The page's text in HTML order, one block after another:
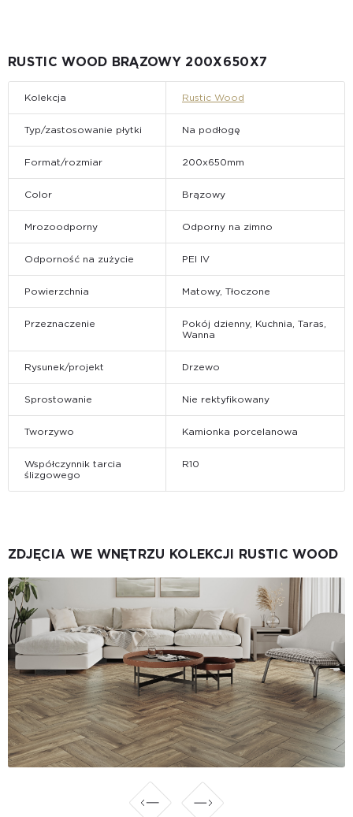
RUSTIC WOOD BRĄZOWY 200X650X7
Kolekcja Rustic Wood
Typ/zastosowanie płytki Na podłogę
Format/rozmiar 200x650mm
Color Brązowy
Mrozoodporny Odporny na zimno
Odporność na zużycie PEI IV
Powierzchnia Matowy, Tłoczone
Przeznaczenie
Pokój dzienny, Kuchnia, Taras,
Wanna
Rysunek/projekt Drzewo
Sprostowanie Nie rektyfikowany
Tworzywo Kamionka porcelanowa
Współczynnik tarcia
ślizgowego
R10
ZDJĘCIA WE WNĘTRZU KOLEKCJI RUSTIC WOOD